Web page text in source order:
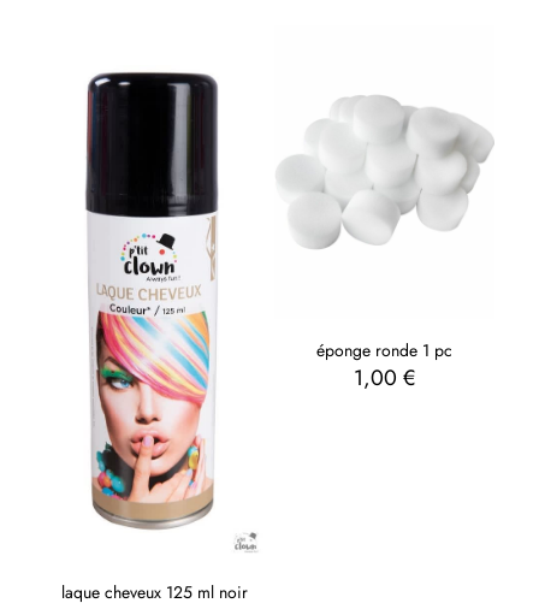
laque cheveux 125 ml noir
éponge ronde 1 pc
1,00 €